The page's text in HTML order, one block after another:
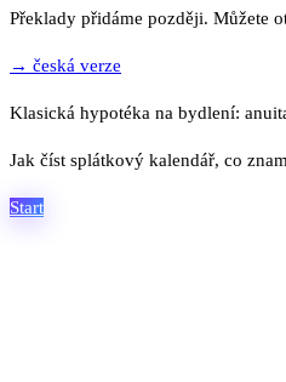
Překlady přidáme později. Můžete
→ česká verze
Klasická hypotéka na bydlení:
Jak číst splátkový kalendář, co
Start